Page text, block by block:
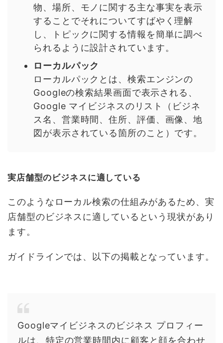
物、場所、モノに関する主な事実を表示
することでそれについてすばやく理解
し、トピックに関する情報を簡単に調べ
られるように設計されています。
ローカルパック
ローカルパックとは、検索エンジンの
Googleの検索結果画面で表示される、
Google マイビジネスのリスト（ビジネ
ス名、営業時間、住所、評価、画像、地
図が表示されている箇所のこと）です。
実店舗型のビジネスに適している
このようなローカル検索の仕組みがあるため、実
店舗型のビジネスに適しているという現状があり
ます。
ガイドラインでは、以下の掲載となっています。
Googleマイビジネスのビジネス プロフィー
ルは、特定の営業時間内に顧客と顔を合わせ